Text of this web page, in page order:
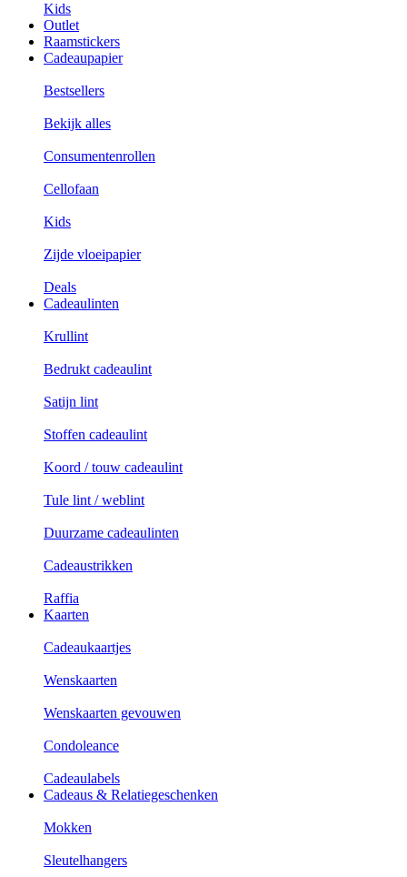
Kids
Outlet
Raamstickers
Cadeaupapier
Bestsellers
Bekijk alles
Consumentenrollen
Cellofaan
Kids
Zijde vloeipapier
Deals
Cadeaulinten
Krullint
Bedrukt cadeaulint
Satijn lint
Stoffen cadeaulint
Koord / touw cadeaulint
Tule lint / weblint
Duurzame cadeaulinten
Cadeaustrikken
Raffia
Kaarten
Cadeaukaartjes
Wenskaarten
Wenskaarten gevouwen
Condoleance
Cadeaulabels
Cadeaus & Relatiegeschenken
Mokken
Sleutelhangers